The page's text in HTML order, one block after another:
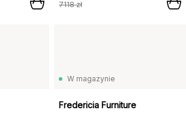
7118 zł
W magazynie
Fredericia Furniture